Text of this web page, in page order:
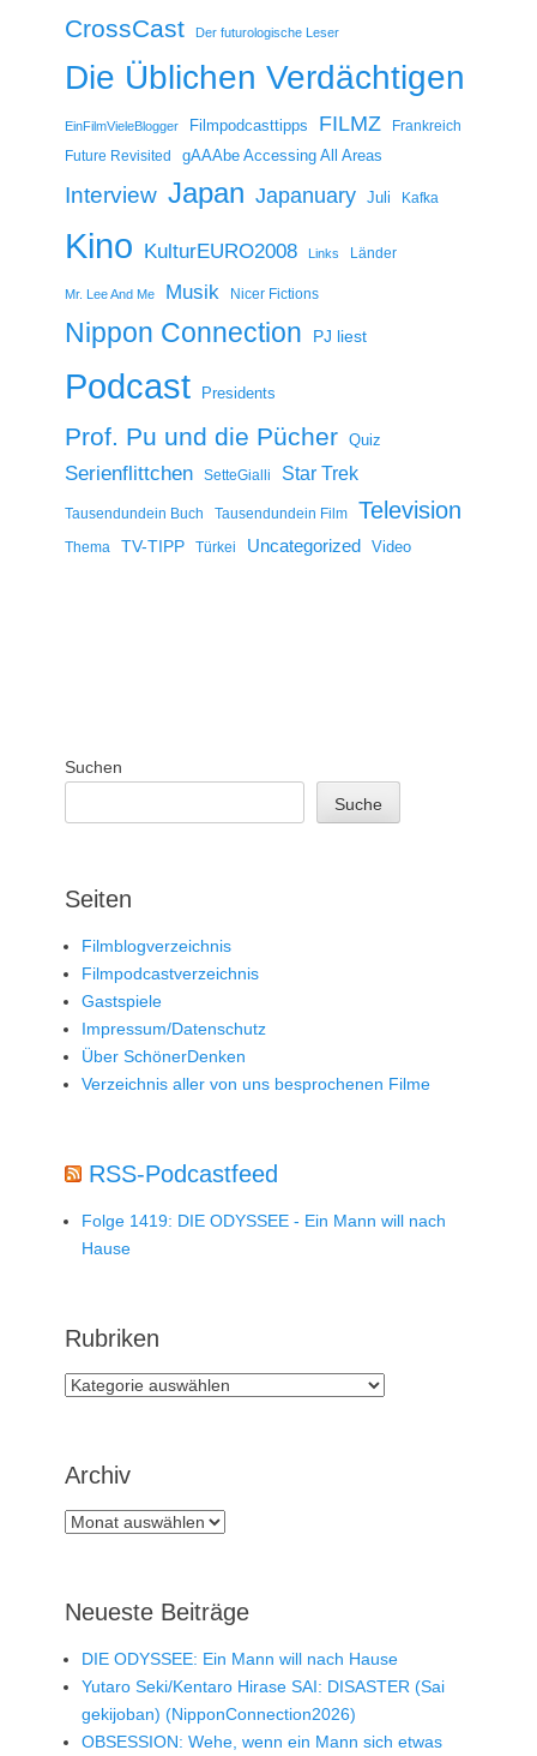
CrossCast Der futurologische Leser
Die Üblichen Verdächtigen
EinFilmVieleBlogger Filmpodcasttipps FILMZ
Frankreich
Future Revisited
gAAAbe Accessing All Areas
Interview Japan Japanuary Juli Kafka
Kino KulturEURO2008 Links Länder
Mr. Lee And Me Musik Nicer Fictions
Nippon Connection PJ liest
Podcast Presidents
Prof. Pu und die Pücher Quiz
Serienflittchen SetteGialli Star Trek
Tausendundein Buch Tausendundein Film Television
Thema TV-TIPP Türkei Uncategorized Video
Suchen
Suche
Seiten
Filmblogverzeichnis
Filmpodcastverzeichnis
Gastspiele
Impressum/Datenschutz
Über SchönerDenken
Verzeichnis aller von uns besprochenen Filme
RSS-Podcastfeed
Folge 1419: DIE ODYSSEE - Ein Mann will nach
Hause
Rubriken
Rubriken
Archiv
Archiv
Neueste Beiträge
DIE ODYSSEE: Ein Mann will nach Hause
Yutaro Seki/Kentaro Hirase SAI: DISASTER (Sai
gekijoban) (NipponConnection2026)
OBSESSION: Wehe, wenn ein Mann sich etwas